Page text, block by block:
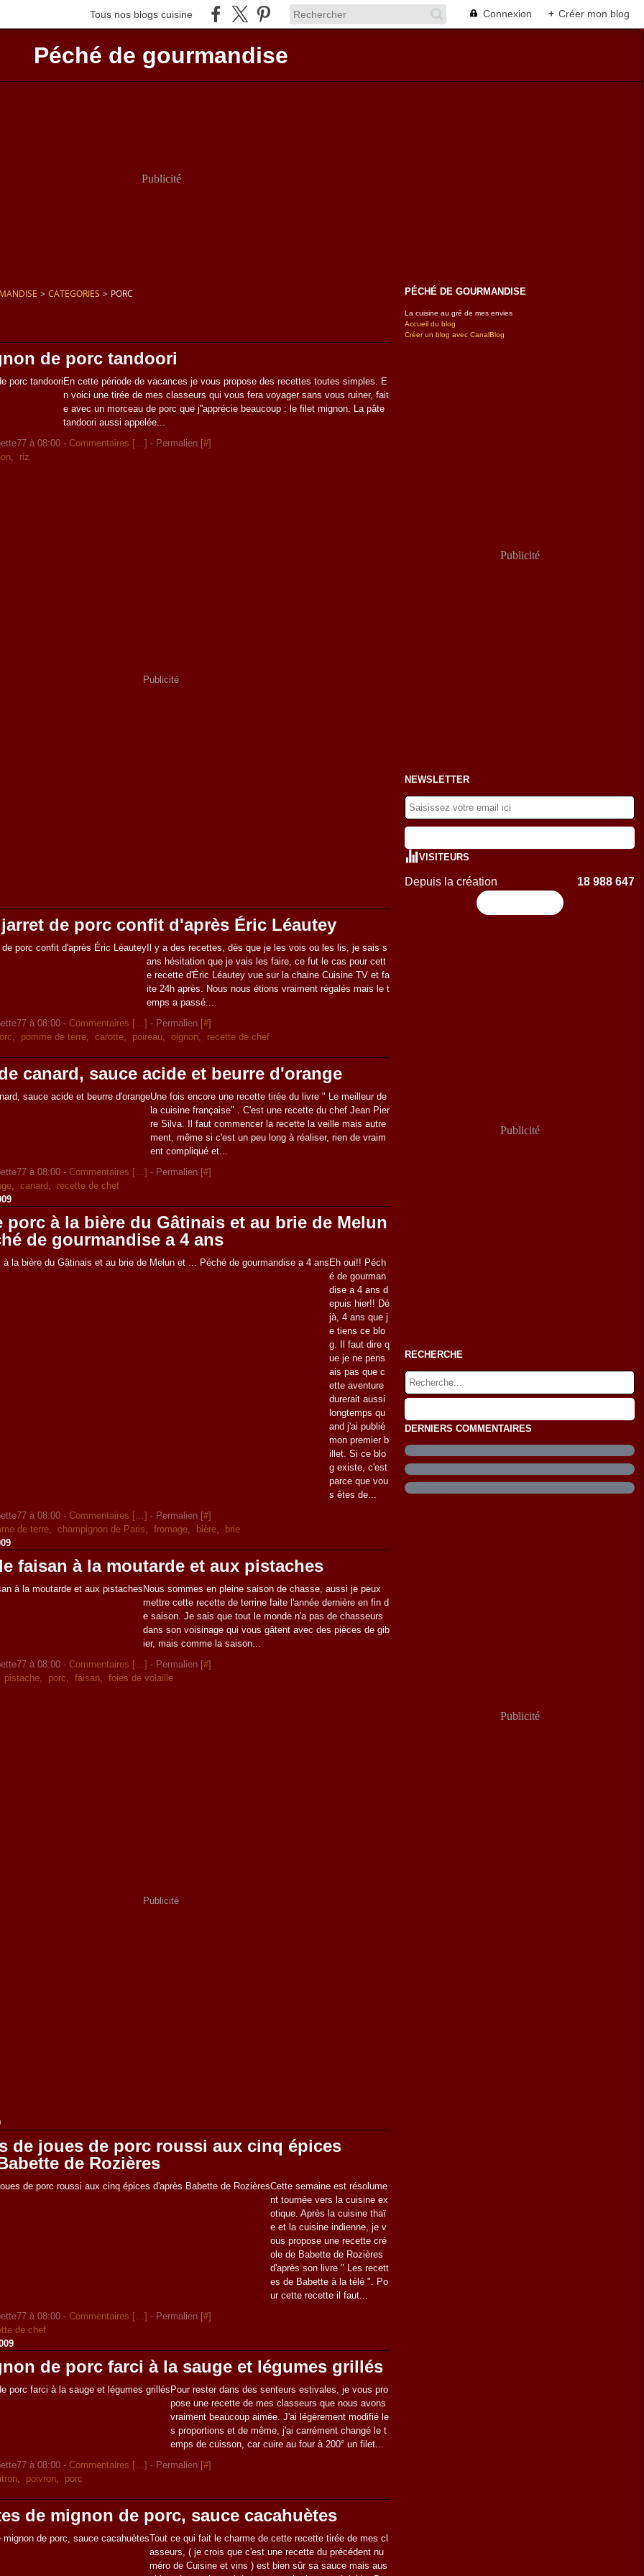
Tous nos blogs cuisine Connexion + Créer mon blog
Péché de gourmandise
Publicité
> CATEGORIES > PORC
de porc tandoori
En cette période de vacances je vous propose des recettes toutes simples. E
n voici une tirée de mes classeurs qui vous fera voyager sans vous ruiner, fait
e avec un morceau de porc que j''apprécie beaucoup : le filet mignon. La pâte
tandoori aussi appelée...
à 08:00 -Commentaires […] - Permalien [#]
, riz
Publicité
de porc confit d'après Éric Léautey
Il y a des recettes, dès que je les vois ou les lis, je sais s
ans hésitation que je vais les faire, ce fut le cas pour cett
e recette d'Éric Léautey vue sur la chaine Cuisine TV et fa
ite 24h après. Nous nous étions vraiment régalés mais le t
emps a passé...
à 08:00 -Commentaires […] - Permalien [#]
, pomme de terre,carotte, poireau,oignon, recette de chef
canard, sauce acide et beurre d'orange
Une fois encore une recette tirée du livre " Le meilleur de
la cuisine française" . C'est une recette du chef Jean Pier
re Silva. Il faut commencer la recette la veille mais autre
ment, même si c'est un peu long à réaliser, rien de vraim
ent compliqué et...
à 08:00 -Commentaires […] - Permalien [#]
,canard , recette de chef
porc à la bière du Gâtinais et au brie de Melun
de gourmandise a 4 ans
Eh oui!! Péch
é de gourman
dise a 4 ans d
epuis hier!! Dé
jà, 4 ans que j
e tiens ce blo
g. Il faut dire q
ue je ne pens
ais pas que c
ette aventure
durerait aussi
longtemps qu
and j'ai publié
mon premier b
illet. Si ce blo
g existe, c'est
parce que vou
s êtes de...
à 08:00 -Commentaires […] - Permalien [#]
de terre,champignon de Paris,fromage, bière,
brie
faisan à la moutarde et aux pistaches
Nous sommes en pleine saison de chasse, aussi je peux
mettre cette recette de terrine faite l'année dernière en fin d
e saison. Je sais que tout le monde n'a pas de chasseurs
dans son voisinage qui vous gâtent avec des pièces de gib
ier, mais comme la saison...
à 08:00 -Commentaires […] - Permalien [#]
pistache, porc,faisan,foies de volaille
Publicité
de joues de porc roussi aux cinq épices
de Rozières
Cette semaine est résolume
nt tournée vers la cuisine ex
otique. Après la cuisine thaï
e et la cuisine indienne, je v
ous propose une recette cré
ole de Babette de Rozières
d'après son livre " Les recett
es de Babette à la télé ". Po
ur cette recette il faut...
à 08:00 -Commentaires […] - Permalien [#]
de chef
de porc farci à la sauge et légumes grillés
Pour rester dans des senteurs estivales, je vous pro
pose une recette de mes classeurs que nous avons
vraiment beaucoup aimée. J'ai légèrement modifié le
s proportions et de même, j'ai carrément changé le t
emps de cuisson, car cuire au four à 200° un filet...
à 08:00 -Commentaires […] - Permalien [#]
, poivron, porc
de mignon de porc, sauce cacahuètes
Tout ce qui fait le charme de cette recette tirée de mes cl
asseurs, ( je crois que c'est une recette du précédent nu
méro de Cuisine et vins ) est bien sûr sa sauce mais aus
PÉCHÉ DE GOURMANDISE
La cuisine au gré de mes envies
Accueil du blog
Créer un blog avec CanalBlog
Publicité
NEWSLETTER
VISITEURS
Depuis la création
18 988 647
Publicité
RECHERCHE
DERNIERS COMMENTAIRES
Publicité